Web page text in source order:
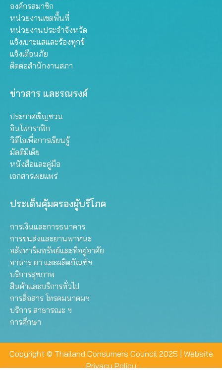
องค์กรสมาชิก
หน่วยงานเขตพื้นที่
หน่วยงานประจำจังหวัด
แจ้งเบาะแสและร้องทุกข์
แจ้งเตือนภัย
ติดต่อสำนักงานสภา
ข่าวสาร และรณรงค์
ประกาศเชิญชวน
อินโฟกราฟิก
วิดีโอเพื่อการเรียนรู้
มัลติมีเดีย
หนังสือและคู่มือ
เอกสารเผยแพร่
ประเด็นคุ้มครองผู้บริโภค
การเงินและการธนาคาร
การขนส่งและยานพาหนะ
อสังหาริมทรัพย์และที่อยู่อาศัย
อาหาร ยา และผลิตภัณฑ์ฯ
บริการสุขภาพ
สินค้าและบริการทั่วไป
การสื่อสาร โทรคมนาคมฯ
บริการ สาธารณะ ฯ
การศึกษา
Copyright © Thailand Consumers Council 2025 | Website
Privacy Policy